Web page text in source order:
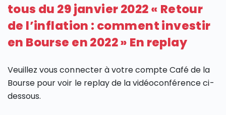
tous du 29 janvier 2022 « Retour
de l’inflation : comment investir
en Bourse en 2022 » En replay
Veuillez vous connecter à votre compte Café de la
Bourse pour voir le replay de la vidéoconférence ci-
dessous.